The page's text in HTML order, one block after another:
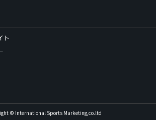
ト
© International Sports Marketing,co.ltd